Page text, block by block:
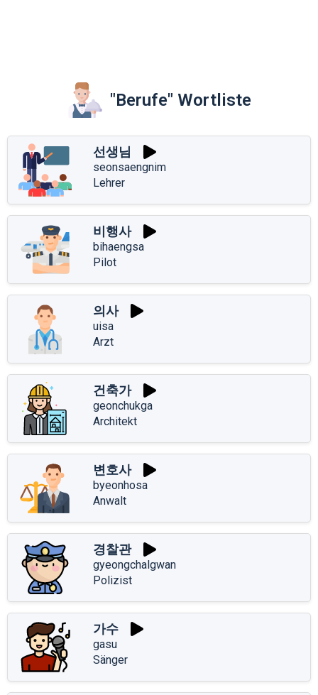
"Berufe" Wortliste
선생님
seonsaengnim
Lehrer
비행사
bihaengsa
Pilot
의사
uisa
Arzt
건축가
geonchukga
Architekt
변호사
byeonhosa
Anwalt
경찰관
gyeongchalgwan
Polizist
가수
gasu
Sänger